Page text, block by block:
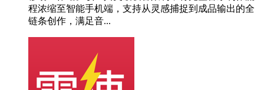
程浓缩至智能手机端，支持从灵感捕捉到成品输出的全
链条创作，满足音...